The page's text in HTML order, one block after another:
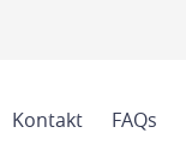
Kontakt FAQs